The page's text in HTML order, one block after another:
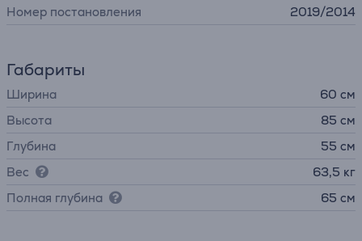
Номер постановления 2019/2014
Габариты
Ширина
60 см
Высота
85 см
Глубина
55 см
Вес
63,5 кг
Полная глубина
65 см